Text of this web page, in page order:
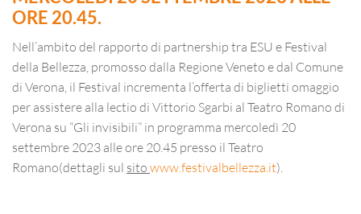
ORE 20.45.
Nell’ambito del rapporto di partnership tra ESU e Festival
della Bellezza, promosso dalla Regione Veneto e dal Comune
di Verona, il Festival incrementa l’offerta di biglietti omaggio
per assistere alla lectio di Vittorio Sgarbi al Teatro Romano di
Verona su “Gli invisibili” in programma mercoledì 20
settembre 2023 alle ore 20.45 presso il Teatro
Romano(dettagli sul sito www.festivalbellezza.it).